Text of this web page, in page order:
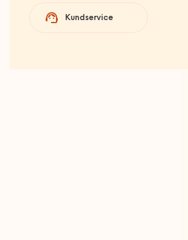
Våra FixareKundservice